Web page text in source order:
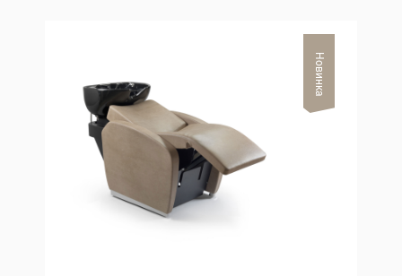
Новинка